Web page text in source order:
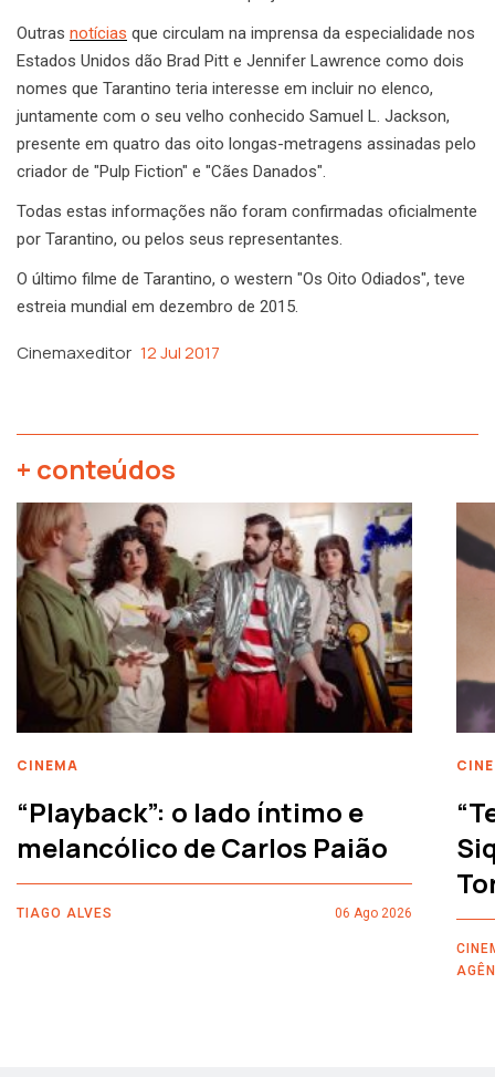
Outras notícias que circulam na imprensa da especialidade nos
Estados Unidos dão Brad Pitt e Jennifer Lawrence como dois
nomes que Tarantino teria interesse em incluir no elenco,
juntamente com o seu velho conhecido Samuel L. Jackson,
presente em quatro das oito longas-metragens assinadas pelo
criador de "Pulp Fiction" e "Cães Danados".
Todas estas informações não foram confirmadas oficialmente
por Tarantino, ou pelos seus representantes.
O último filme de Tarantino, o western "Os Oito Odiados", teve
estreia mundial em dezembro de 2015.
Cinemaxeditor 12 Jul 2017
+ conteúdos
CINEMA
“Playback”: o lado íntimo e
melancólico de Carlos Paião
TIAGO ALVES 06 Ago 2026